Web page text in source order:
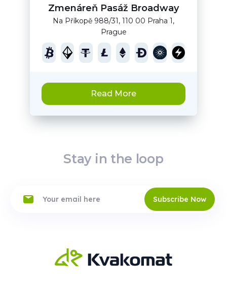
Zmenáreň Pasáž Broadway
Na Příkopě 988/31, 110 00 Praha 1,
Prague
Read More
Stay in the loop
Subscribe Now